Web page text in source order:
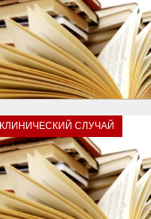
КЛИНИЧЕСКИЙ СЛУЧАЙ